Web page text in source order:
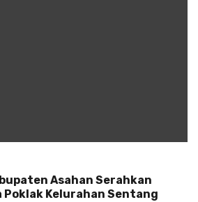
Asahan Serahkan
Poklak Kelurahan Sentang